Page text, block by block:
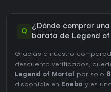
Q
¿Dónde comprar
barata de Legend
Gracias a nuestro
descuento verificados,
Legend of Mortal
por solo
disponible en Eneba y es